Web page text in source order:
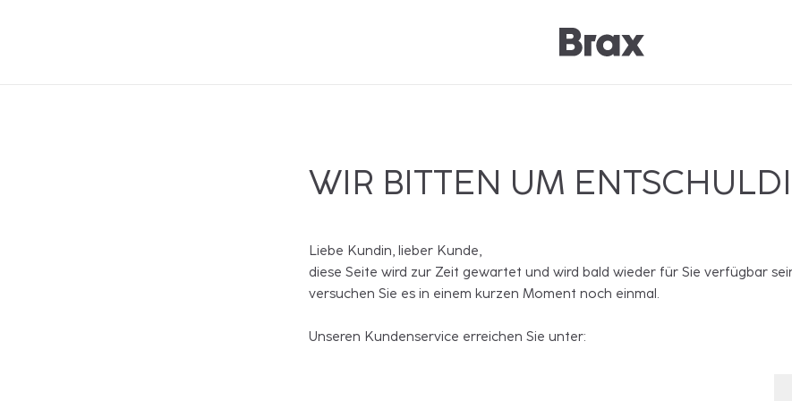
WIR BITTEN UM
Liebe Kundin, lieber Kunde,
diese Seite wird zur Zeit gewartet und wird bald wieder für Sie verfügbar
versuchen Sie es in einem kurzen Moment noch einmal.
Unseren Kundenservice erreichen Sie unter: